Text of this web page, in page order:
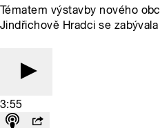
Tématem výstavby nového
Jindřichově Hradci se
3:55